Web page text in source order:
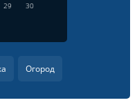
29
30
Огород